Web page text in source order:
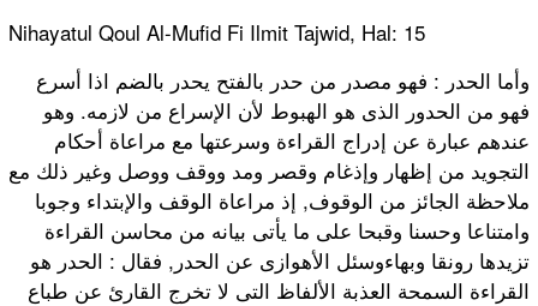
Nihayatul Qoul Al-Mufid Fi Ilmit Tajwid, Hal: 15
وأما الحدر : فهو مصدر من حدر بالفتح يحدر بالضم اذا أسرع
فهو من الحدور الذى هو الهبوط لأن الإسراع من لازمه. وهو
عندهم عبارة عن إدراج القراءة وسرعتها مع مراعاة أحكام
التجويد من إظهار وإذغام وقصر ومد ووقف ووصل وغير ذلك مع
ملاحظة الجائز من الوقوف, إذ مراعاة الوقف والإبتداء وجوبا
وامتناعا وحسنا وقبحا على ما يأتى بيانه من محاسن القراءة
تزيدها رونقا وبهاءوسئل الأهوازى عن الحدر, فقال : الحدر هو
القراءة السمحة العذبة الألفاظ التى لا تخرج القارئ عن طباع